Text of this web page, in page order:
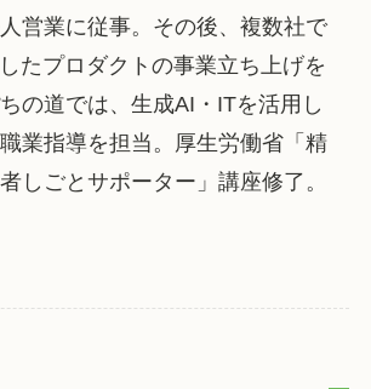
営業に従事。その後、複数社で
たプロダクトの事業立ち上げを
の道では、生成AI・ITを活用し
業指導を担当。厚生労働省「精
しごとサポーター」講座修了。